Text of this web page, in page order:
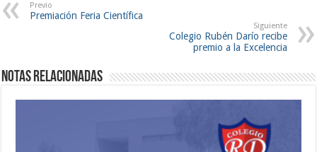
Previo
Premiación Feria Científica
Siguiente
Colegio Rubén Darío recibe
premio a la Excelencia
Notas Relacionadas